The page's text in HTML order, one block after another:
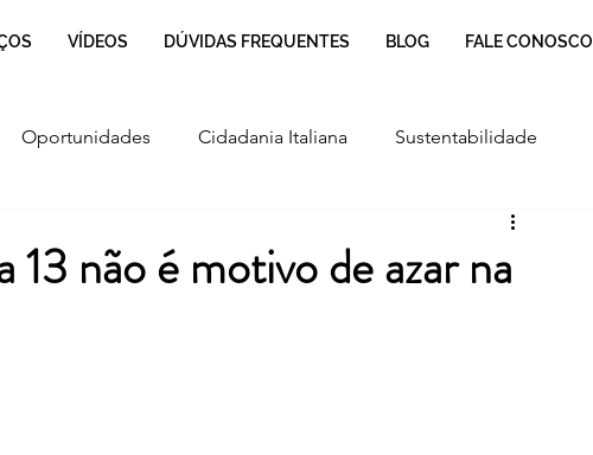
VÍDEOS DÚVIDAS FREQUENTES BLOG FALE CONOSCO
Oportunidades Cidadania Italiana Sustentabilidade
não é motivo de azar na